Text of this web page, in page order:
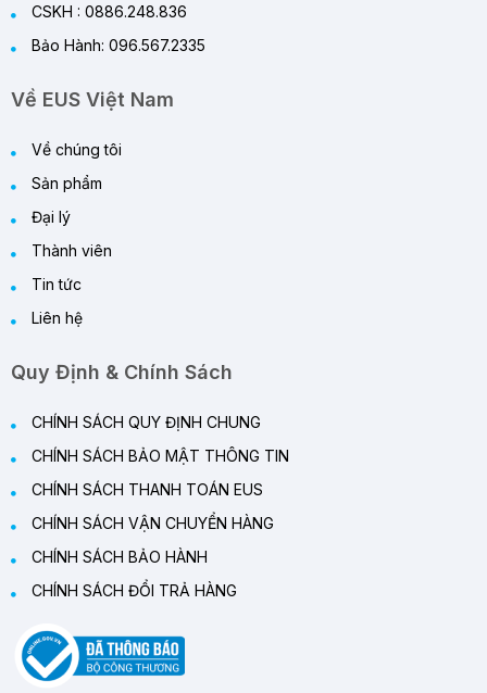
CSKH : 0886.248.836
Bảo Hành: 096.567.2335
Về EUS Việt Nam
Về chúng tôi
Sản phẩm
Đại lý
Thành viên
Tin tức
Liên hệ
Quy Định & Chính Sách
CHÍNH SÁCH QUY ĐỊNH CHUNG
CHÍNH SÁCH BẢO MẬT THÔNG TIN
CHÍNH SÁCH THANH TOÁN EUS
CHÍNH SÁCH VẬN CHUYỂN HÀNG
CHÍNH SÁCH BẢO HÀNH
CHÍNH SÁCH ĐỔI TRẢ HÀNG